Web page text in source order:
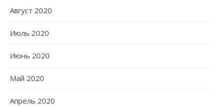
Август 2020
Июль 2020
Июнь 2020
Май 2020
Апрель 2020